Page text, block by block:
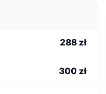
288 zł
300 zł